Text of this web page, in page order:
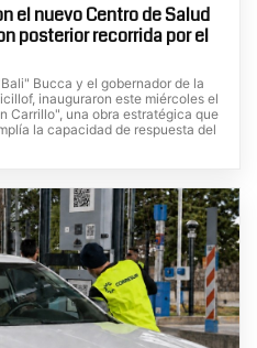
el nuevo Centro de Salud
posterior recorrida por el
Bucca y el gobernador de la
inauguraron este miércoles el
Carrillo", una obra estratégica que
la capacidad de respuesta del